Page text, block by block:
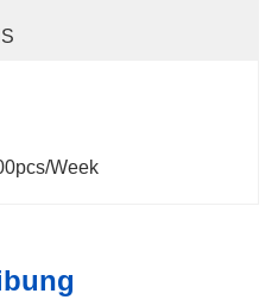
week